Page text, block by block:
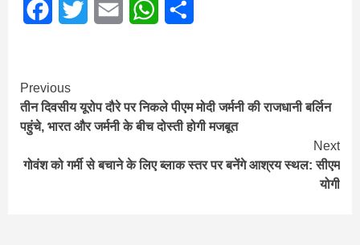
FacebookTwitter Email WhatsApp
Continue
Reading
Previous
तीन दिवसीय यूरोप दौरे पर निकले पीएम मोदी जर्मनी की राजधानी बर्लिन
पहुंचे, भारत और जर्मनी के बीच दोस्ती होगी मजबूत
Next
गोवंश को गर्मी से बचाने के लिए ब्लाक स्तर पर बनेंगे आश्रय स्थल: सीएम
योगी